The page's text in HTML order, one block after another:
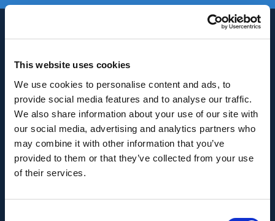
This website uses cookies
We use cookies to personalise content and ads, to
provide social media features and to analyse our traffic.
We also share information about your use of our site with
our social media, advertising and analytics partners who
may combine it with other information that you’ve
provided to them or that they’ve collected from your use
of their services.
INNOVACIÓN Y DESARROLLO DE ANDALUCÍA
IDEA
Se ha recibido un incentivo de la Agencia de
Junta de Andalucía, por un importe de